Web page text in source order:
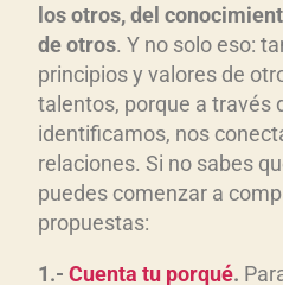
los otros, del
de otros. Y no solo eso:
principios y valores de
talentos, porque a través
identificamos, nos
relaciones. Si no sabes
puedes comenzar a
propuestas:
1.- Cuenta tu porqué.